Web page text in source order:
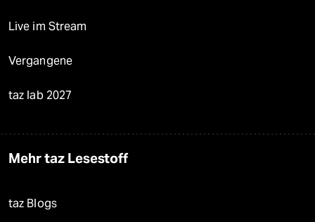
Live im Stream
Vergangene
taz lab 2027
Mehr taz Lesestoff
taz Blogs